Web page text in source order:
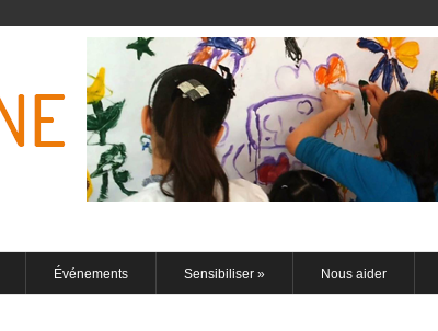
Événements Sensibiliser » Nous aider